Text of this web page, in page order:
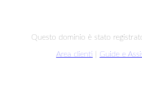
Questo dominio è stato
Area clienti Guide e